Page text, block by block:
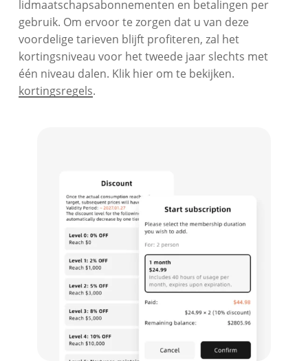
lidmaatschapsabonnementen en betalingen per
gebruik. Om ervoor te zorgen dat u van deze
voordelige tarieven blijft profiteren, zal het
kortingsniveau voor het tweede jaar slechts met
één niveau dalen. Klik hier om te bekijken.
kortingsregels.